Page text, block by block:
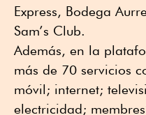
Express, Bodega
Sam’s Club.
Además, en la
más de 70 servicios
móvil; internet;
electricidad;